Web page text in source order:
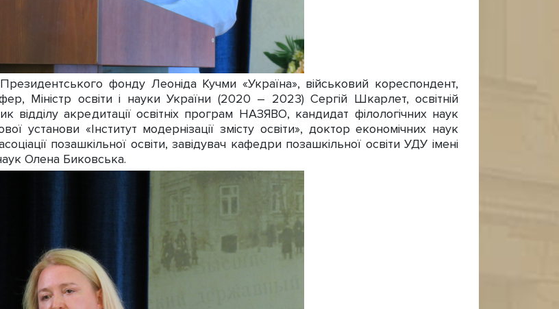
фонду Леоніда Кучми «Україна», військовий кореспондент,
Міністр освіти і науки України (2020 – 2023) Сергій Шкарлет, освітній
відділу акредитації освітніх програм НАЗЯВО, кандидат філологічних наук
установи «Інститут модернізації змісту освіти», доктор економічних наук
позашкільної освіти, завідувач кафедри позашкільної освіти УДУ імені
Олена Биковська.